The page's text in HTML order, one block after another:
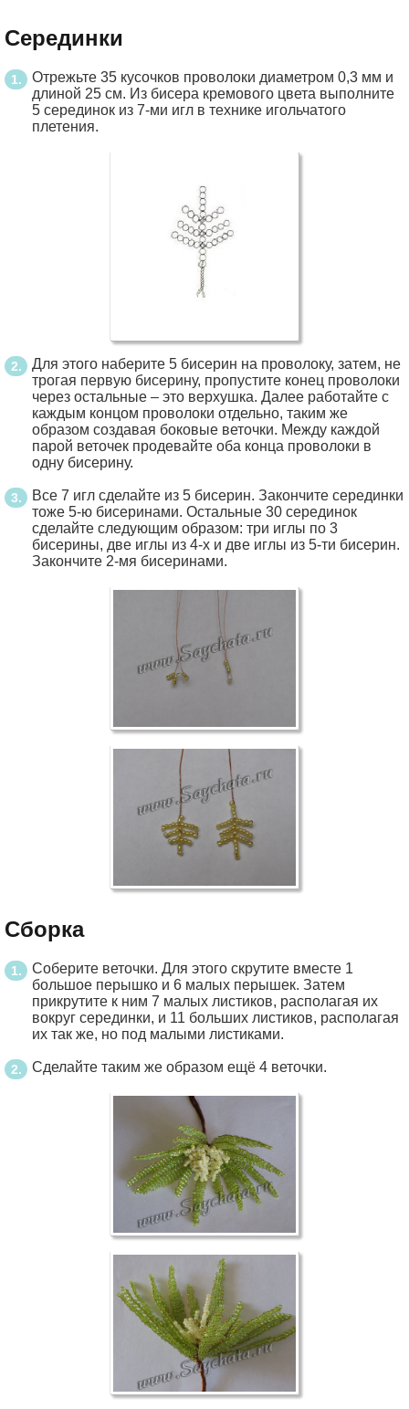
Серединки
Отрежьте 35 кусочков проволоки диаметром 0,3 мм и
длиной 25 см. Из бисера кремового цвета выполните
5 серединок из 7-ми игл в технике игольчатого
плетения.
Для этого наберите 5 бисерин на проволоку, затем, не
трогая первую бисерину, пропустите конец проволоки
через остальные – это верхушка. Далее работайте с
каждым концом проволоки отдельно, таким же
образом создавая боковые веточки. Между каждой
парой веточек продевайте оба конца проволоки в
одну бисерину.
Все 7 игл сделайте из 5 бисерин. Закончите серединки
тоже 5-ю бисеринами. Остальные 30 серединок
сделайте следующим образом: три иглы по 3
бисерины, две иглы из 4-х и две иглы из 5-ти бисерин.
Закончите 2-мя бисеринами.
Сборка
Соберите веточки. Для этого скрутите вместе 1
большое перышко и 6 малых перышек. Затем
прикрутите к ним 7 малых листиков, располагая их
вокруг серединки, и 11 больших листиков, располагая
их так же, но под малыми листиками.
Сделайте таким же образом ещё 4 веточки.